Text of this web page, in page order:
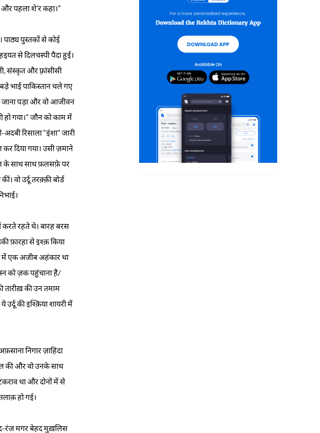
पहला शे’र कहा।”
पाठ्य पुस्तकों से कोई
से दिलचस्पी पैदा हुई।
संस्कृत और फ़्रांसीसी
भाई पाकिस्तान चले गए
जाना पड़ा और वो आजीवन
हो गया।” जौन को काम में
रिसाला “इंशा” जारी
दिया गया। उसी ज़माने
के साथ साथ फ़लसफ़े पर
वो उर्दू तरक़्क़ी बोर्ड
रहते थे। बारह बरस
फ़ारहा से इश्क़ किया
में एक अजीब अहंकार था
को ज़क पहुंचाना है/
की उन तमाम
की इश्क़िया शायरी में
निगार ज़ाहिदा
की और वो उनके साथ
था और दोनों में से
हो गई।
रंज मगर बेहद मुख़लिस